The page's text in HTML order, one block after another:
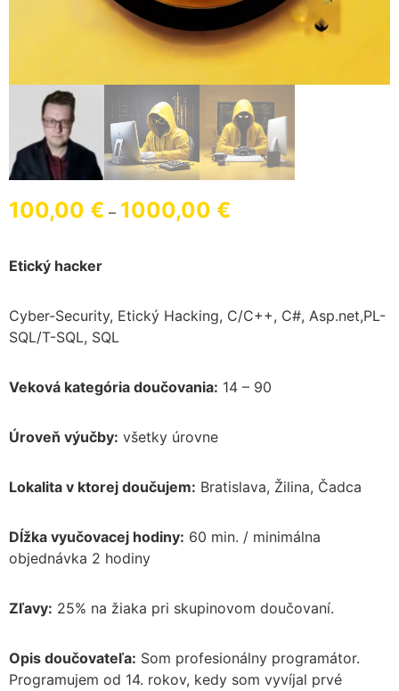
100,00 € – 1000,00 €
Etický hacker
Cyber-Security, Etický Hacking, C/C++, C#, Asp.net,PL-
SQL/T-SQL, SQL
Veková kategória doučovania: 14 – 90
Úroveň výučby: všetky úrovne
Lokalita v ktorej doučujem: Bratislava, Žilina, Čadca
Dĺžka vyučovacej hodiny: 60 min. / minimálna
objednávka 2 hodiny
Zľavy: 25% na žiaka pri skupinovom doučovaní.
Opis doučovateľa: Som profesionálny programátor.
Programujem od 14. rokov, kedy som vyvíjal prvé